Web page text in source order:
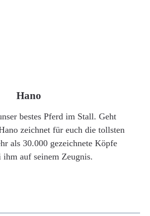
Hano
bestes Pferd im Stall. Geht
zeichnet für euch die tollsten
als 30.000 gezeichnete Köpfe
ihm auf seinem Zeugnis.